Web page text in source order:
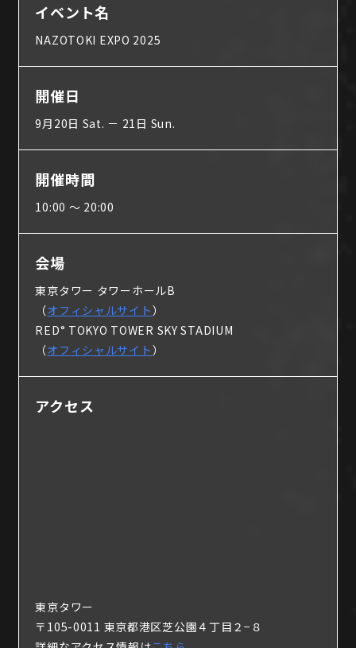
イベント名
NAZOTOKI EXPO 2025
開催日
9月20日 Sat. － 21日 Sun.
開催時間
10:00 ～ 20:00
会場
東京タワー タワーホールB
（オフィシャルサイト）
RED° TOKYO TOWER SKY STADIUM
（オフィシャルサイト）
アクセス
東京タワー
〒105-0011 東京都港区芝公園４丁目２−８